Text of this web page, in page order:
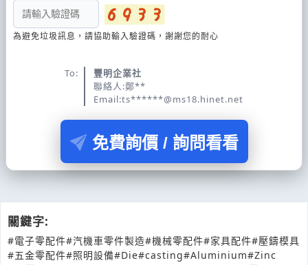
為避免垃圾訊息，請協助輸入驗證碼，謝謝您的耐心
To:
豐明企業社
聯絡人:鄭**
Email:ts******@ms18.hinet.net
免費詢價 / 詢問看看
關鍵字:
#電子零配件#汽機車零件製造#機械零配件#家具配件#壓鑄模具
#五金零配件#照明設備#Die#casting#Aluminium#Zinc